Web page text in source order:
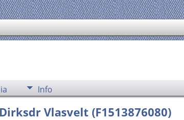
Info
Vlasvelt (F1513876080)